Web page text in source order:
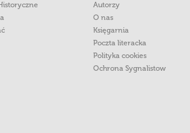
Autorzy
O nas
Księgarnia
Poczta literacka
Polityka cookies
Ochrona Sygnalistow